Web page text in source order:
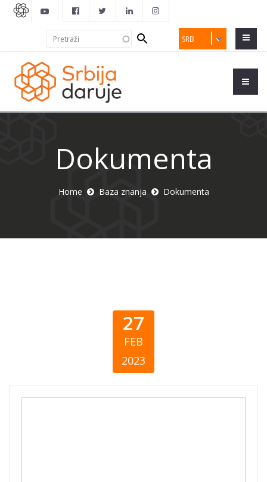
SRB
Search
form
Dokumenta
Home Baza znanja Dokumenta
27
FEB
2023